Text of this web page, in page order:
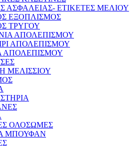
ΑΣΦΑΛΕΙΑΣ- ΕΤΙΚΕΤΕΣ ΜΕΛΙΟΥ
ΕΞΟΠΛΙΣΜΟΣ
ΤΡΥΓΟΥ
ΑΠΟΛΕΠΙΣΜΟΥ
ΑΠΟΛΕΠΙΣΜΟΥ
ΑΠΟΛΕΠΙΣΜΟΥ
ΜΕΛΙΣΣΙΟΥ
ΟΛΟΣΩΜΕΣ
ΜΠΟΥΦΑΝ